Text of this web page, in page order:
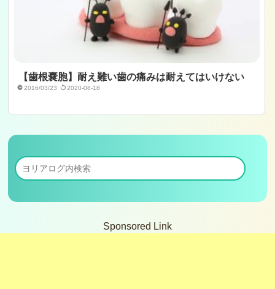
【歯根嚢胞】耐え難い歯の痛みは耐えてはいけない
2016/03/23 2020-08-18
Sponsored Link